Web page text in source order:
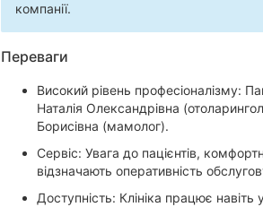
компанії.
Переваги
Високий рівень професіоналізму:
Наталія Олександрівна
Борисівна (мамолог).
Сервіс: Увага до пацієнтів,
відзначають оперативність
Доступність: Клініка працює навіть